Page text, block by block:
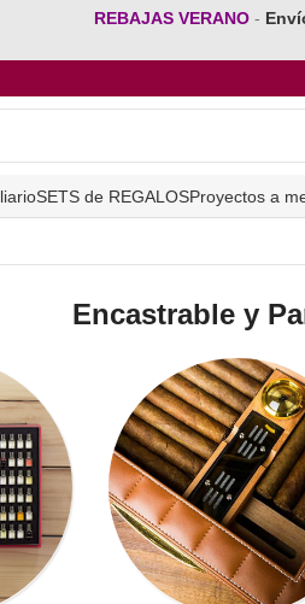
REBAJAS VERANO -
SETS de REGALOSProyectos a
Encastrable y